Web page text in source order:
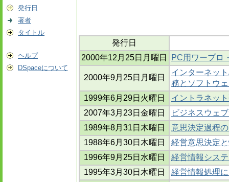
発行日
著者
タイトル
ヘルプ
DSpaceについて
発行日
2000年12月25日月曜日
PC用ワープロ
2000年9月25日月曜日
インターネッ
務とソフトウ
1999年6月29日火曜日
イントラネッ
2007年3月23日金曜日
ビジネスウェ
1989年8月31日木曜日
意思決定過程
1988年6月30日木曜日
経営意思決定
1996年9月25日水曜日
経営情報シス
1995年3月30日木曜日
経営情報処理